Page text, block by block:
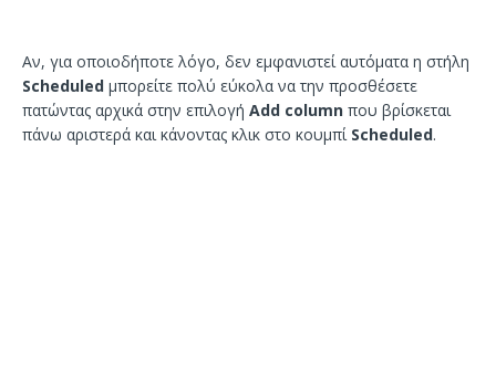
Αν, για οποιοδήποτε λόγο, δεν εμφανιστεί αυτόματα η στήλη
Scheduled μπορείτε πολύ εύκολα να την προσθέσετε
πατώντας αρχικά στην επιλογή Add column που βρίσκεται
πάνω αριστερά και κάνοντας κλικ στο κουμπί Scheduled.